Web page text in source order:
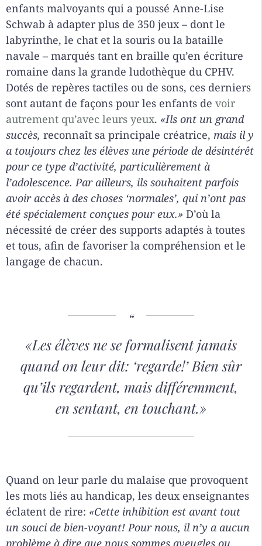
enfants malvoyants qui a poussé Anne-Lise
Schwab à adapter plus de 350 jeux – dont le
labyrinthe, le chat et la souris ou la bataille
navale – marqués tant en braille qu’en écriture
romaine dans la grande ludothèque du CPHV.
Dotés de repères tactiles ou de sons, ces derniers
sont autant de façons pour les enfants de voir
autrement qu’avec leurs yeux. «Ils ont un grand
succès, reconnaît sa principale créatrice, mais il y
a toujours chez les élèves une période de désintérêt
pour ce type d’activité, particulièrement à
l’adolescence. Par ailleurs, ils souhaitent parfois
avoir accès à des choses ‘normales’, qui n’ont pas
été spécialement conçues pour eux.» D’où la
nécessité de créer des supports adaptés à toutes
et tous, afin de favoriser la compréhension et le
langage de chacun.
«Les élèves ne se formalisent jamais
quand on leur dit: ‘regarde!’ Bien sûr
qu’ils regardent, mais différemment,
en sentant, en touchant.»
Quand on leur parle du malaise que provoquent
les mots liés au handicap, les deux enseignantes
éclatent de rire: «Cette inhibition est avant tout
un souci de bien-voyant! Pour nous, il n’y a aucun
problème à dire que nous sommes aveugles ou